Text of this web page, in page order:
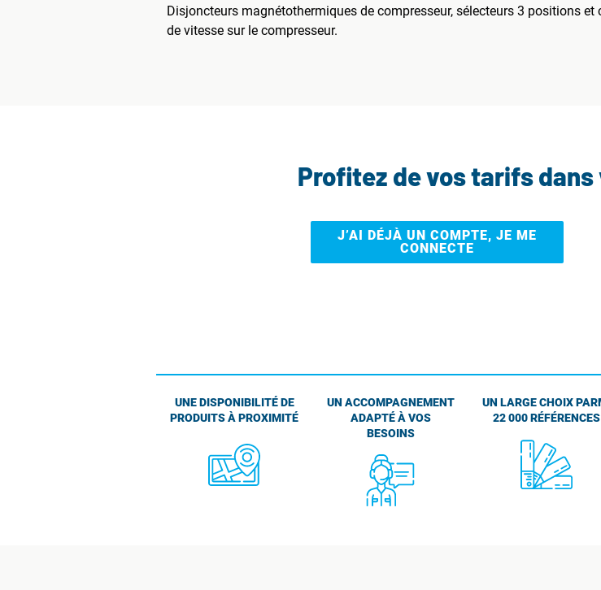
Disjoncteurs magnétothermiques de compresseur, sélecteurs 3 positions
de vitesse sur le compresseur.
Profitez de vos tarifs dans
J’AI DÉJÀ UN COMPTE, JE ME
CONNECTE
UNE DISPONIBILITÉ DE
PRODUITS À PROXIMITÉ
UN ACCOMPAGNEMENT
ADAPTÉ À VOS
BESOINS
UN LARGE CHOIX
22 000 RÉFÉRENCES